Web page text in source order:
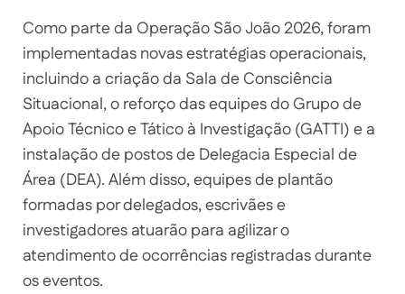
Como parte da Operação São João 2026, foram
implementadas novas estratégias operacionais,
incluindo a criação da Sala de Consciência
Situacional, o reforço das equipes do Grupo de
Apoio Técnico e Tático à Investigação (GATTI) e a
instalação de postos de Delegacia Especial de
Área (DEA). Além disso, equipes de plantão
formadas por delegados, escrivães e
investigadores atuarão para agilizar o
atendimento de ocorrências registradas durante
os eventos.